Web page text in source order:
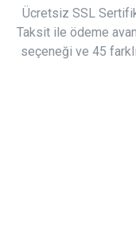
Ücretsiz SSL
Taksit ile ödeme
seçeneği ve 45